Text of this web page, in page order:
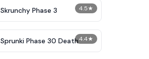
4.5★
Skrunchy Phase 3
4.4★
Sprunki Phase 30 Death